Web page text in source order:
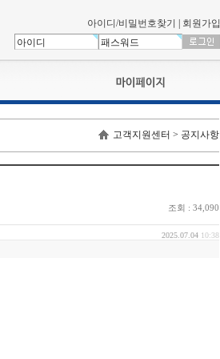
아이디/비밀번호찾기 회원가입
나의신청내역
교육영상강의실
나의활동내역
나의 연회비
고객지원센터 > 공지사항
조회 : 34,090
2025.07.04 10:38